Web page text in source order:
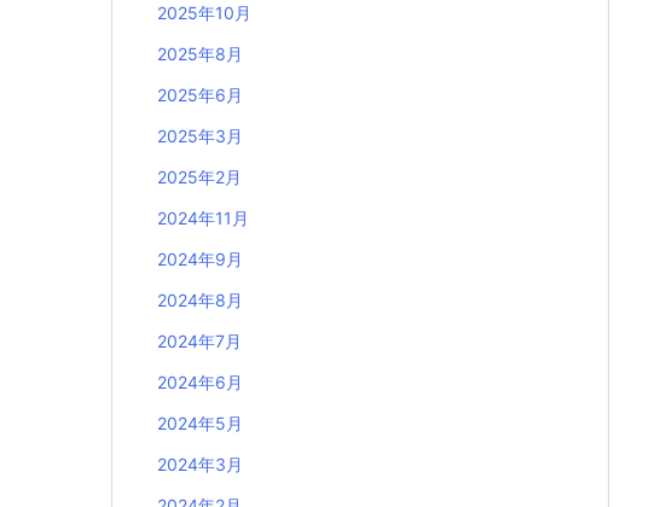
2025年10月
2025年8月
2025年6月
2025年3月
2025年2月
2024年11月
2024年9月
2024年8月
2024年7月
2024年6月
2024年5月
2024年3月